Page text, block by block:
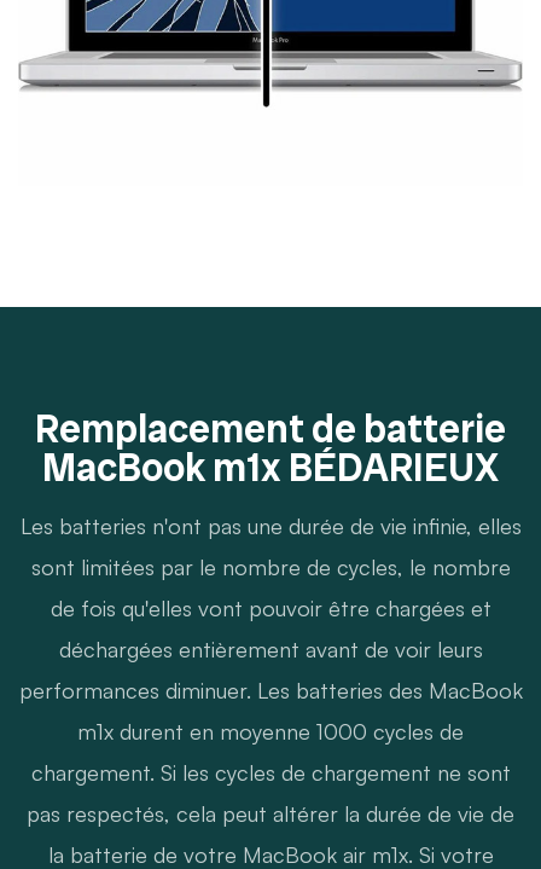
Remplacement de batterie
MacBook m1x BÉDARIEUX
Les batteries n'ont pas une durée de vie infinie, elles
sont limitées par le nombre de cycles, le nombre
de fois qu'elles vont pouvoir être chargées et
déchargées entièrement avant de voir leurs
performances diminuer. Les batteries des MacBook
m1x durent en moyenne 1000 cycles de
chargement. Si les cycles de chargement ne sont
pas respectés, cela peut altérer la durée de vie de
la batterie de votre MacBook air m1x. Si votre